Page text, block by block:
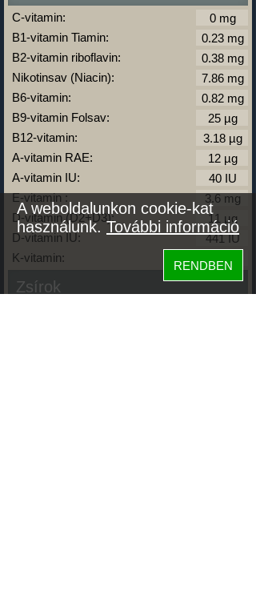
C-vitamin:
B1-vitamin Tiamin:
B2-vitamin riboflavin:
Nikotinsav (Niacin):
B6-vitamin:
B9-vitamin Folsav:
B12-vitamin:
A-vitamin RAE:
A-vitamin IU:
E-vitamin :
D-vitamin (D2+D3):
D-vitamin IU:
K-vitamin:
Zsírok
A weboldalunkon cookie-kat
használunk.További információ
RENDBEN